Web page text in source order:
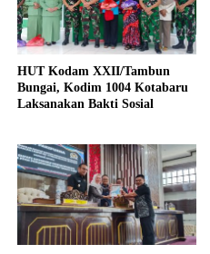
HUT Kodam XXII/Tambun
Bungai, Kodim 1004 Kotabaru
Laksanakan Bakti Sosial